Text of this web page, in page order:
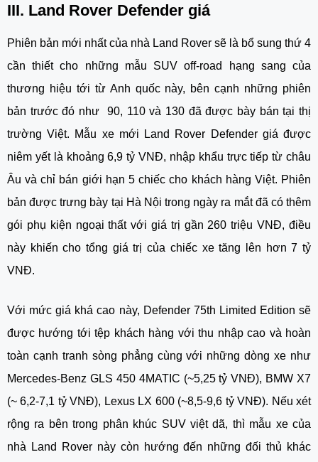
III. Land Rover Defender giá
Phiên bản mới nhất của nhà Land Rover sẽ là bổ sung thứ 4
cần thiết cho những mẫu SUV off-road hạng sang của
thương hiệu tới từ Anh quốc này, bên cạnh những phiên
bản trước đó như 90, 110 và 130 đã được bày bán tại thị
trường Việt. Mẫu xe mới
Land Rover Defender giá được
niêm yết là khoảng 6,9 tỷ VNĐ, nhập khẩu trực tiếp từ châu
Âu và chỉ bán giới hạn 5 chiếc cho khách hàng Việt. Phiên
bản được trưng bày tại Hà Nội trong ngày ra mắt đã có thêm
gói phụ kiện ngoại thất với giá trị gần 260 triệu VNĐ, điều
này khiến cho tổng giá trị của chiếc xe tăng lên hơn 7 tỷ
VNĐ.
Với mức giá khá cao này, Defender 75th Limited Edition sẽ
được hướng tới tệp khách hàng với thu nhập cao và hoàn
toàn cạnh tranh sòng phẳng cùng với những dòng xe như
Mercedes-Benz GLS 450 4MATIC (~5,25 tỷ VNĐ), BMW X7
(~ 6,2-7,1 tỷ VNĐ), Lexus LX 600 (~8,5-9,6 tỷ VNĐ). Nếu xét
rộng ra bên trong phân khúc SUV việt dã, thì mẫu xe của
nhà Land Rover này còn hướng đến những đối thủ khác